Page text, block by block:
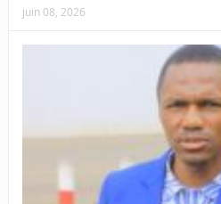
juin 08, 2026